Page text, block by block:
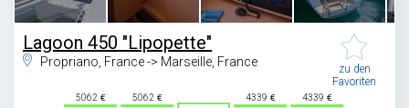
Lagoon 450 "Lipopette"
Propriano, France -> Marseille, France
zu den
Favoriten
5062
5062
4339
4339